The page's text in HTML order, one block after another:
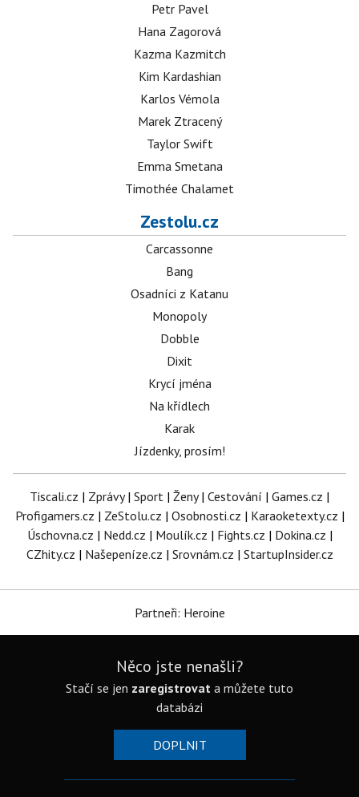
Petr Pavel
Hana Zagorová
Kazma Kazmitch
Kim Kardashian
Karlos Vémola
Marek Ztracený
Taylor Swift
Emma Smetana
Timothée Chalamet
Zestolu.cz
Carcassonne
Bang
Osadníci z Katanu
Monopoly
Dobble
Dixit
Krycí jména
Na křídlech
Karak
Jízdenky, prosím!
Tiscali.cz | Zprávy| Sport | Ženy| Cestování | Games.cz |
Profigamers.cz | ZeStolu.cz | Osobnosti.cz | Karaoketexty.cz |
Úschovna.cz | Nedd.cz | Moulík.cz | Fights.cz | Dokina.cz |
CZhity.cz | Našepeníze.cz | Srovnám.cz | StartupInsider.cz
Partneři: Heroine
Něco jste nenašli?
Stačí se jen zaregistrovat a můžete tuto
databázi
DOPLNIT